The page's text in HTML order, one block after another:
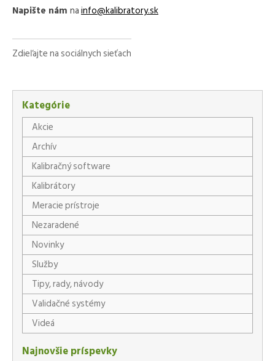
Napište nám nainfo@kalibratory.sk
Zdieľajte na sociálnych sieťach
Kategórie
Akcie
Archív
Kalibračný software
Kalibrátory
Meracie prístroje
Nezaradené
Novinky
Služby
Tipy, rady, návody
Validačné systémy
Videá
Najnovšie príspevky